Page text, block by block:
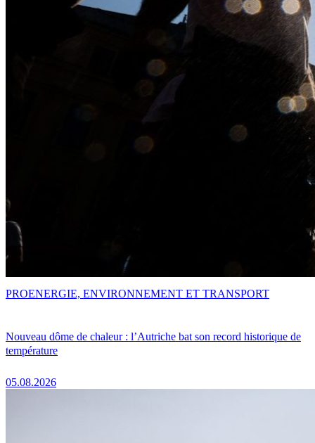
Nouveau dôme de chaleur : l’Autriche bat son record historique de
température
05.08.2026
PROENERGIE, ENVIRONNEMENT ET TRANSPORT